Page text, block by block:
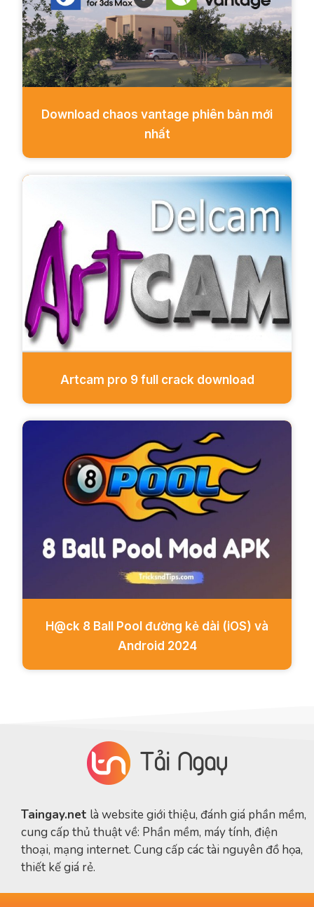
Download chaos vantage phiên bản mới
nhất
Artcam pro 9 full crack download
H@ck 8 Ball Pool đường kẻ dài (iOS) và
Android 2024
Taingay.net là website giới thiệu, đánh giá phần mềm,
cung cấp thủ thuật về: Phần mềm, máy tính, điện
thoại, mạng internet. Cung cấp các tài nguyên đồ họa,
thiết kế giá rẻ.